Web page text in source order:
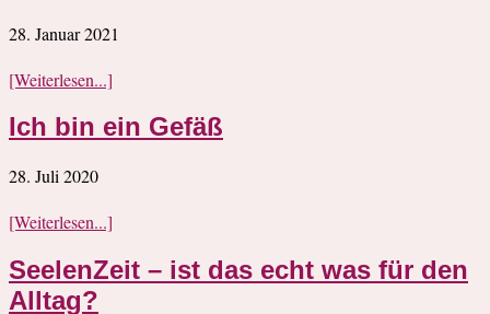
28. Januar 2021
[Weiterlesen...]
Ich bin ein Gefäß
28. Juli 2020
[Weiterlesen...]
SeelenZeit – ist das echt was für den
Alltag?